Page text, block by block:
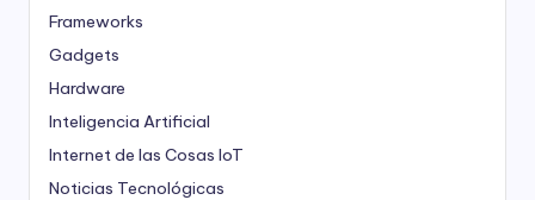
Frameworks
Gadgets
Hardware
Inteligencia Artificial
Internet de las Cosas IoT
Noticias Tecnológicas